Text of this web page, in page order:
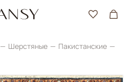
Шерстяные
Пакистанские